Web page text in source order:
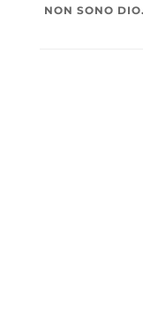
NON SONO